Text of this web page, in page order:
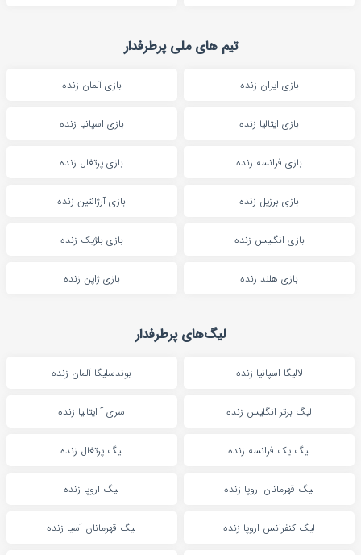
تیم های ملی پرطرفدار
بازی ایران زنده بازی آلمان زنده
بازی ایتالیا زنده بازی اسپانیا زنده
بازی فرانسه زنده بازی پرتغال زنده
بازی برزیل زنده بازی آرژانتین زنده
بازی انگلیس زنده بازی بلژیک زنده
بازی هلند زنده بازی ژاپن زنده
لیگ‌های پرطرفدار
لالیگا اسپانیا زنده بوندسلیگا آلمان زنده
لیگ برتر انگلیس زنده سری آ ایتالیا زنده
لیگ یک فرانسه زنده لیگ پرتغال زنده
لیگ قهرمانان اروپا زنده لیگ اروپا زنده
لیگ کنفرانس اروپا زنده لیگ قهرمانان آسیا زنده